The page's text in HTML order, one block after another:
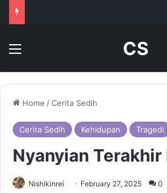
Menu CS
Home /Cerita Sedih
Cerita Sedih Kehidupan Tragedi
Nyanyian Terakhir
Nishikinrei February 27, 2025 0